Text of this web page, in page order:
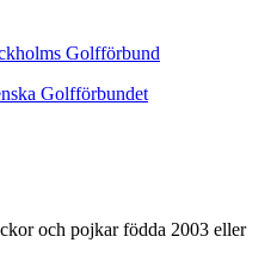
Golfförbund
Golfförbundet
och pojkar födda 2003 eller